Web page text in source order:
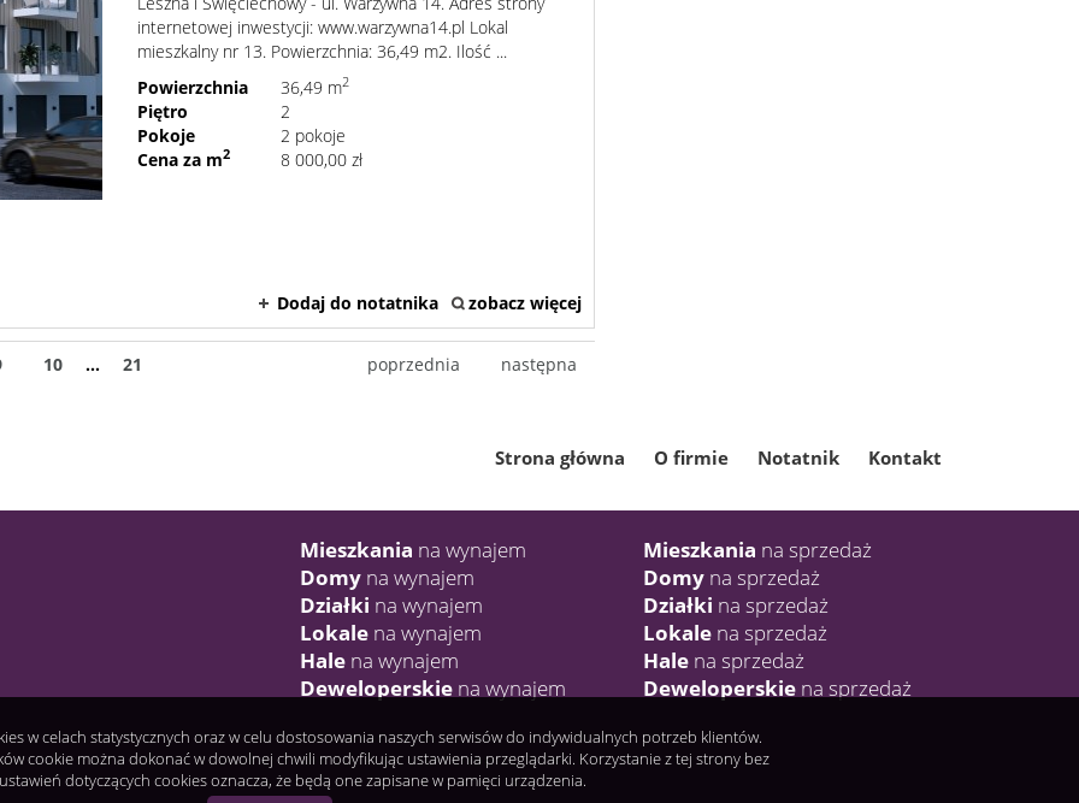
internetowej inwestycji: www.warzywna14.pl Lokal
mieszkalny nr 13. Powierzchnia: 36,49 m2. Ilość ...
Powierzchnia
36,49 m2
Piętro
2
Pokoje
2 pokoje
Cena za m2 8 000,00 zł
Dodaj do notatnika zobacz więcej
10 ... 21 poprzednia następna
Strona główna O firmie Notatnik Kontakt
Mieszkania na wynajem
Domy na wynajem
Działki na wynajem
Lokale na wynajem
Hale na wynajem
Deweloperskie na wynajem
Mieszkania na sprzedaż
Domy na sprzedaż
Działki na sprzedaż
Lokale na sprzedaż
Hale na sprzedaż
Deweloperskie na sprzedaż
w celach statystycznych oraz w celu dostosowania naszych serwisów do indywidualnych potrzeb klientów.
cookie można dokonać w dowolnej chwili modyfikując ustawienia przeglądarki. Korzystanie z tej strony bez
dotyczących cookies oznacza, że będą one zapisane w pamięci urządzenia.